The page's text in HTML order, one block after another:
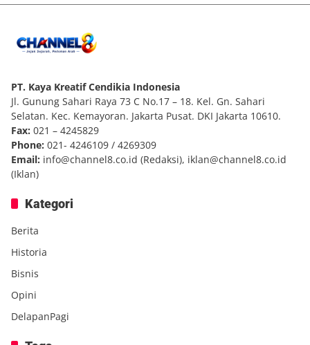
PT. Kaya Kreatif Cendikia Indonesia
Jl. Gunung Sahari Raya 73 C No.17 – 18. Kel. Gn. Sahari
Selatan. Kec. Kemayoran. Jakarta Pusat. DKI Jakarta 10610.
Fax: 021 – 4245829
Phone: 021- 4246109 / 4269309
Email: info@channel8.co.id (Redaksi), iklan@channel8.co.id
(Iklan)
Kategori
Berita
Historia
Bisnis
Opini
DelapanPagi